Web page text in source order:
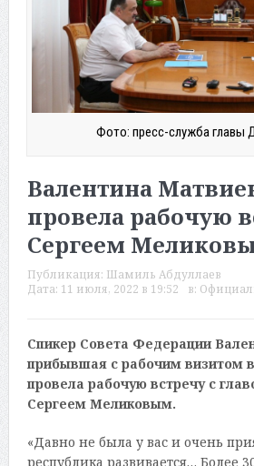
Фото: пресс-служба главы
Валентина
провела рабочую
Сергеем
Публикация: Шамиль Абдуллаев
Дата: 11 июля, 2022 в 19:52 в:
Спикер Совета Федерации
прибывшая с рабочим визитом
провела рабочую встречу с
Сергеем Меликовым.
«Давно не была у вас и очень
республика развивается… Более